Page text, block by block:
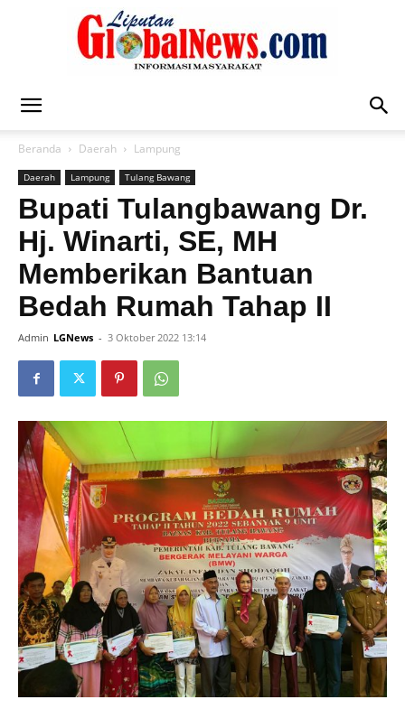
Global
News
Beranda Daerah Lampung
Daerah Lampung Tulang Bawang
Bupati Tulangbawang Dr.
Hj. Winarti, SE, MH
Memberikan Bantuan
Bedah Rumah Tahap II
Admin LGNews - 3 Oktober 2022 13:14